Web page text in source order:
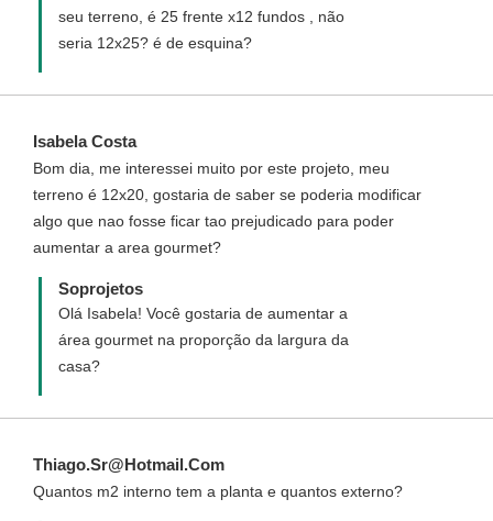
seu terreno, é 25 frente x12 fundos , não
seria 12x25? é de esquina?
Isabela Costa
Bom dia, me interessei muito por este projeto, meu
terreno é 12x20, gostaria de saber se poderia modificar
algo que nao fosse ficar tao prejudicado para poder
aumentar a area gourmet?
Soprojetos
Olá Isabela! Você gostaria de aumentar a
área gourmet na proporção da largura da
casa?
Thiago.Sr@Hotmail.Com
Quantos m2 interno tem a planta e quantos externo?